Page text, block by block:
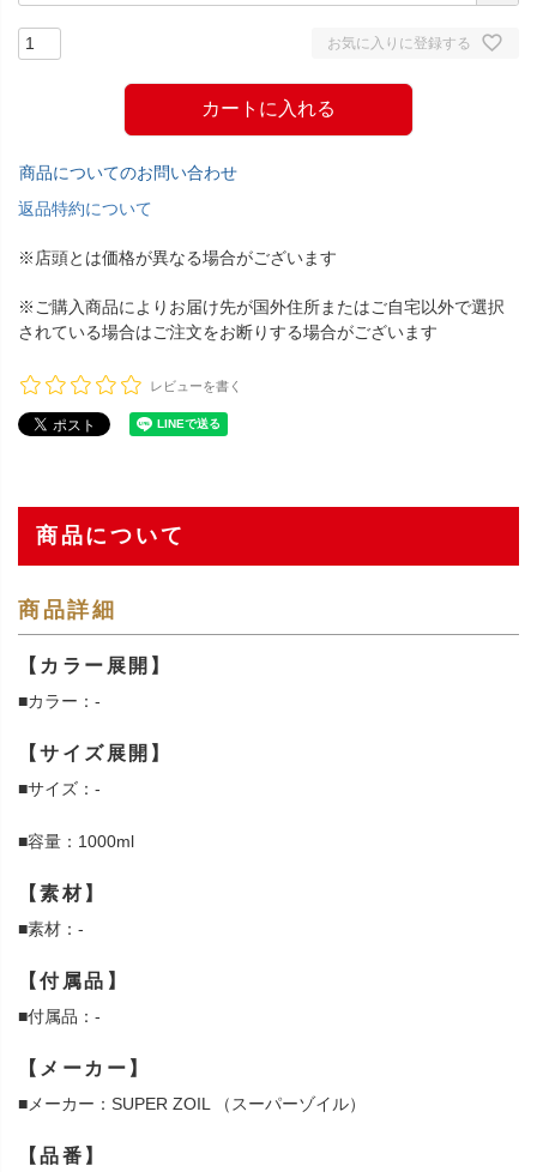
お気に入りに登録する
カートに入れる
商品についてのお問い合わせ
返品特約について
※店頭とは価格が異なる場合がございます
※ご購入商品によりお届け先が国外住所またはご自宅以外で選択
されている場合はご注文をお断りする場合がございます
レビューを書く
商品について
商品詳細
【カラー展開】
■カラー：-
【サイズ展開】
■サイズ：-
■容量：1000ml
【素材】
■素材：-
【付属品】
■付属品：-
【メーカー】
■メーカー：SUPER ZOIL （スーパーゾイル）
【品番】